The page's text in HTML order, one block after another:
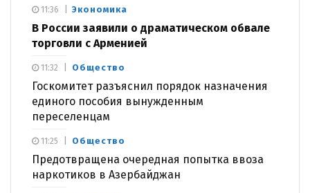
Экономика
В России заявили о драматическом обвале
торговли с Арменией
11:36
Общество
Госкомитет разъяснил порядок назначения
единого пособия вынужденным
переселенцам
11:32
Общество
Предотвращена очередная попытка ввоза
наркотиков в Азербайджан
11:25